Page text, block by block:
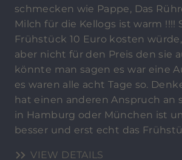
schmecken wie Pappe, Das
Milch für die Kellogs ist warm !!!!
Frühstück 10 Euro kosten
aber nicht für den Preis den sie
könnte man sagen es war eine
es waren alle acht Tage so.
hat einen anderen Anspruch an
in Hamburg oder München ist
besser und erst echt das
VIEW DETAILS